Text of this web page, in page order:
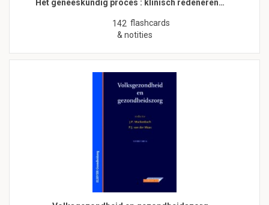
Het geneeskundig proces : klinisch redeneren…
142 flashcards
& notities